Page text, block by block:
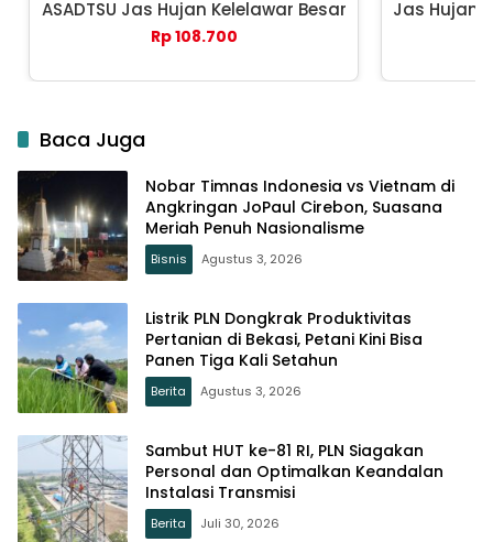
ASADTSU Jas Hujan Kelelawar Besar
Rp 108.700
Jas Hujan
Baca Juga
Nobar Timnas Indonesia vs Vietnam di
Angkringan JoPaul Cirebon, Suasana
Meriah Penuh Nasionalisme
Bisnis Agustus 3, 2026
Listrik PLN Dongkrak Produktivitas
Pertanian di Bekasi, Petani Kini Bisa
Panen Tiga Kali Setahun
Berita Agustus 3, 2026
Sambut HUT ke-81 RI, PLN Siagakan
Personal dan Optimalkan Keandalan
Instalasi Transmisi
Berita Juli 30, 2026